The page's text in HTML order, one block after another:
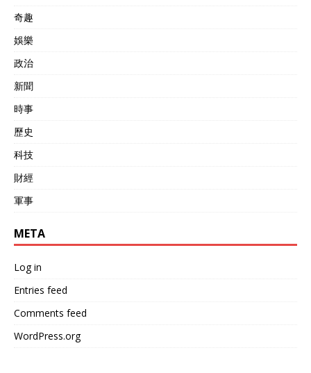
奇趣
娛樂
政治
新聞
時事
歷史
科技
財經
軍事
META
Log in
Entries feed
Comments feed
WordPress.org